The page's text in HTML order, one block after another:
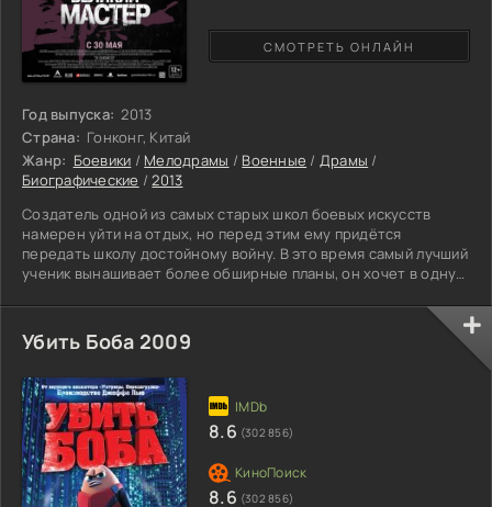
Год выпуска: 2013
Страна: Гонконг, Китай
Жанр: Боевики / Мелодрамы / Военные / Драмы /
Биографические /2013
Создатель одной из самых старых школ боевых искусств
намерен уйти на отдых, но перед этим ему придётся
передать школу достойному войну. В это время самый лучший
ученик вынашивает более обширные планы, он хочет в одну
встречается в поединке с каждым лидером из школ, и
выигрывая у каждого лидера. Остается последняя школа его
умершего учителя, и отстоять память школы приходиться
соперника.
СМОТРЕТЬ ОНЛАЙН
Убить Боба 2009
8.6 (302 856)
8.6 (302 856)